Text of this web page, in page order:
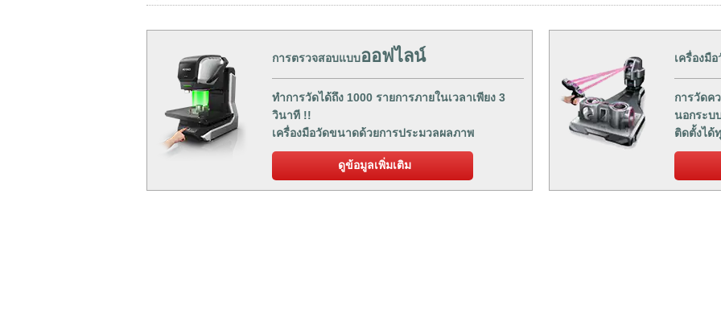
การตรวจสอบแบบออฟไลน์
ทำการวัดได้ถึง 1000 รายการภายในเวลาเพียง 3
วินาที !!
เครื่องมือวัดขนาดด้วยการประมวลผลภาพ
ดูข้อมูลเพิ่มเติม
เครื่องมื
การวัดค
นอกระบ
ติดตั้งได้